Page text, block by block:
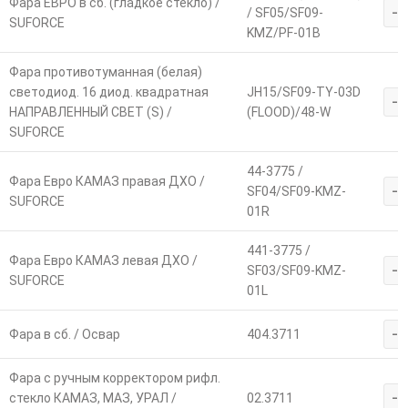
SUFORCE
/ SF05/SF09-
KMZ/PF-01B
-
Фара противотуманная (белая)
светодиод. 16 диод. квадратная
НАПРАВЛЕННЫЙ СВЕТ (S) /
SUFORCE
JH15/SF09-TY-03D
(FLOOD)/48-W
-
Фара Евро КАМАЗ правая ДХО /
SUFORCE
44-3775 /
SF04/SF09-KMZ-
01R
-
Фара Евро КАМАЗ левая ДХО /
SUFORCE
441-3775 /
SF03/SF09-KMZ-
01L
-
Фара в сб. / Освар 404.3711 -
Фара с ручным корректором рифл.
стекло КАМАЗ, МАЗ, УРАЛ /
02.3711 -